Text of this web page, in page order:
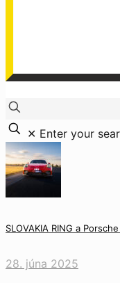
✕ Enter your
SLOVAKIA RING a
28. júna 2025